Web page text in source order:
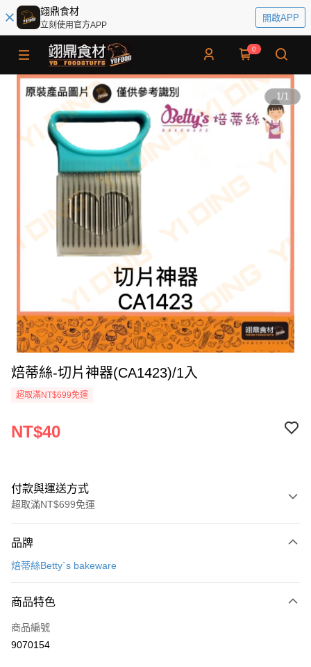
翊鼎食材
立刻使用官方APP
開啟APP
0
1/1
焙蒂絲-切片神器(CA1423)/1入
超取滿NT$699免運
NT$40
付款與運送方式
超取滿NT$699免運
信用卡一次付款
運送方式
• 付款後全家取貨
品牌
焙蒂絲Betty`s bakeware
商品特色
商品編號
9070154